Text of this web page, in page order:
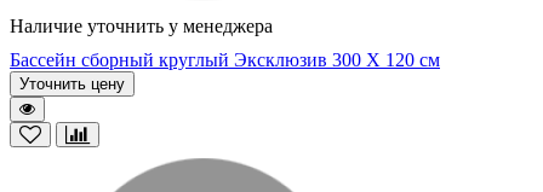
Наличие уточнить у менеджера
Бассейн сборный круглый Эксклюзив 300 Х 120 см
Уточнить цену